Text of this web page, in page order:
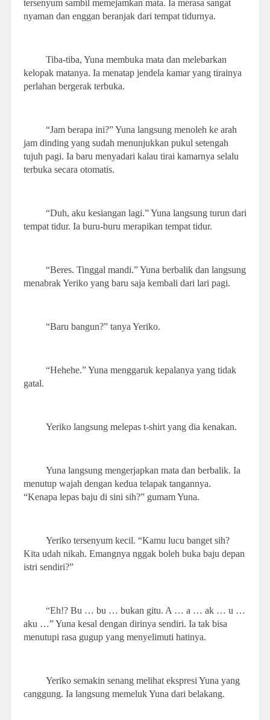
tersenyum sambil memejamkan mata. Ia merasa sangat
nyaman dan enggan beranjak dari tempat tidurnya.
Tiba-tiba, Yuna membuka mata dan melebarkan
kelopak matanya. Ia menatap jendela kamar yang tirainya
perlahan bergerak terbuka.
“Jam berapa ini?” Yuna langsung menoleh ke arah
jam dinding yang sudah menunjukkan pukul setengah
tujuh pagi. Ia baru menyadari kalau tirai kamarnya selalu
terbuka secara otomatis.
“Duh, aku kesiangan lagi.” Yuna langsung turun dari
tempat tidur. Ia buru-buru merapikan tempat tidur.
“Beres. Tinggal mandi.” Yuna berbalik dan langsung
menabrak Yeriko yang baru saja kembali dari lari pagi.
“Baru bangun?” tanya Yeriko.
“Hehehe.” Yuna menggaruk kepalanya yang tidak
gatal.
Yeriko langsung melepas t-shirt yang dia kenakan.
Yuna langsung mengerjapkan mata dan berbalik. Ia
menutup wajah dengan kedua telapak tangannya.
“Kenapa lepas baju di sini sih?” gumam Yuna.
Yeriko tersenyum kecil. “Kamu lucu banget sih?
Kita udah nikah. Emangnya nggak boleh buka baju depan
istri sendiri?”
“Eh!? Bu … bu … bukan gitu. A … a … ak … u …
aku …” Yuna kesal dengan dirinya sendiri. Ia tak bisa
menutupi rasa gugup yang menyelimuti hatinya.
Yeriko semakin senang melihat ekspresi Yuna yang
canggung. Ia langsung memeluk Yuna dari belakang.